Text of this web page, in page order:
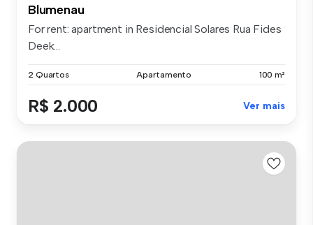
Blumenau
For rent: apartment in Residencial Solares Rua Fides
Deek...
2 Quartos Apartamento 100 m²
R$ 2.000 Ver mais